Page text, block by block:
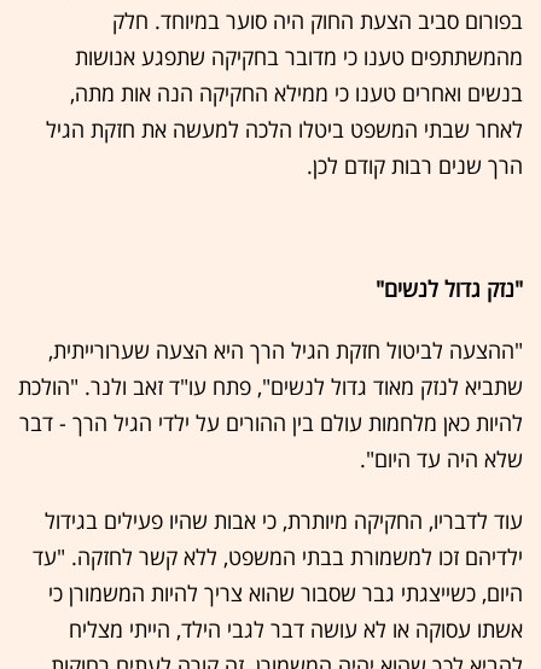
בפורום סביב הצעת החוק היה סוער במיוחד. חלק
מהמשתתפים טענו כי מדובר בחקיקה שתפגע אנושות
בנשים ואחרים טענו כי ממילא החקיקה הנה אות מתה,
לאחר שבתי המשפט ביטלו הלכה למעשה את חזקת הגיל
הרך שנים רבות קודם לכן.
"נזק גדול לנשים"
"ההצעה לביטול חזקת הגיל הרך היא הצעה שערורייתית,
שתביא לנזק מאוד גדול לנשים", פתח עו"ד זאב ולנר. "הולכת
להיות כאן מלחמות עולם בין ההורים על ילדי הגיל הרך - דבר
שלא היה עד היום".
עוד לדבריו, החקיקה מיותרת, כי אבות שהיו פעילים בגידול
ילדיהם זכו למשמורת בבתי המשפט, ללא קשר לחזקה. "עד
היום, כשייצגתי גבר שסבור שהוא צריך להיות המשמורן כי
אשתו עסוקה או לא עושה דבר לגבי הילד, הייתי מצליח